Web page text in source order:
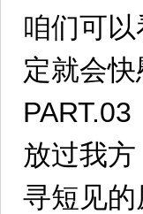
咱们可
定就会
PART.03
放过我方
寻短见